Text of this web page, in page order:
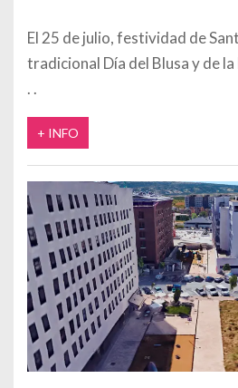
El 25 de julio, festividad de
tradicional Día del Blusa y de
+ INFO